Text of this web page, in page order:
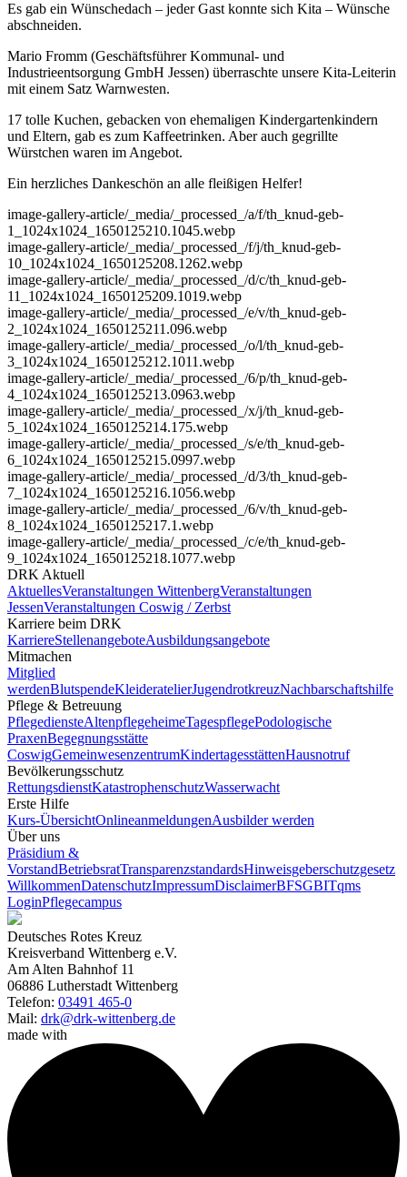
Es gab ein Wünschedach – jeder Gast konnte sich Kita – Wünsche
abschneiden.
Mario Fromm (Geschäftsführer Kommunal- und
Industrieentsorgung GmbH Jessen) überraschte unsere Kita-Leiterin
mit einem Satz Warnwesten.
17 tolle Kuchen, gebacken von ehemaligen Kindergartenkindern
und Eltern, gab es zum Kaffeetrinken. Aber auch gegrillte
Würstchen waren im Angebot.
Ein herzliches Dankeschön an alle fleißigen Helfer!
image-gallery-article/_media/_processed_/a/f/th_knud-geb-
1_1024x1024_1650125210.1045.webp
image-gallery-article/_media/_processed_/f/j/th_knud-geb-
10_1024x1024_1650125208.1262.webp
image-gallery-article/_media/_processed_/d/c/th_knud-geb-
11_1024x1024_1650125209.1019.webp
image-gallery-article/_media/_processed_/e/v/th_knud-geb-
2_1024x1024_1650125211.096.webp
image-gallery-article/_media/_processed_/o/l/th_knud-geb-
3_1024x1024_1650125212.1011.webp
image-gallery-article/_media/_processed_/6/p/th_knud-geb-
4_1024x1024_1650125213.0963.webp
image-gallery-article/_media/_processed_/x/j/th_knud-geb-
5_1024x1024_1650125214.175.webp
image-gallery-article/_media/_processed_/s/e/th_knud-geb-
6_1024x1024_1650125215.0997.webp
image-gallery-article/_media/_processed_/d/3/th_knud-geb-
7_1024x1024_1650125216.1056.webp
image-gallery-article/_media/_processed_/6/v/th_knud-geb-
8_1024x1024_1650125217.1.webp
image-gallery-article/_media/_processed_/c/e/th_knud-geb-
9_1024x1024_1650125218.1077.webp
DRK Aktuell
AktuellesVeranstaltungen WittenbergVeranstaltungen
JessenVeranstaltungen Coswig / Zerbst
Karriere beim DRK
KarriereStellenangeboteAusbildungsangebote
Mitmachen
Mitglied
werdenBlutspendeKleideratelierJugendrotkreuzNachbarschaftshilfe
Pflege & Betreuung
PflegediensteAltenpflegeheimeTagespflegePodologische
PraxenBegegnungsstätte
CoswigGemeinwesenzentrumKindertagesstättenHausnotruf
Bevölkerungsschutz
RettungsdienstKatastrophenschutzWasserwacht
Erste Hilfe
Kurs-ÜbersichtOnlineanmeldungenAusbilder werden
Über uns
Präsidium &
VorstandBetriebsratTransparenzstandardsHinweisgeberschutzgesetz
WillkommenDatenschutzImpressumDisclaimerBFSGBITqms
LoginPflegecampus
Deutsches Rotes Kreuz
Kreisverband Wittenberg e.V.
Am Alten Bahnhof 11
06886 Lutherstadt Wittenberg
Telefon: 03491 465-0
Mail: drk@drk-wittenberg.de
made with